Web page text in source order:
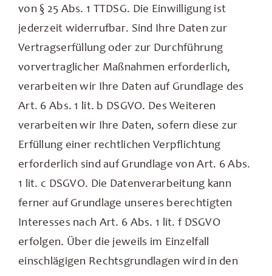
von § 25 Abs. 1 TTDSG. Die Einwilligung ist
jederzeit widerrufbar. Sind Ihre Daten zur
Vertragserfüllung oder zur Durchführung
vorvertraglicher Maßnahmen erforderlich,
verarbeiten wir Ihre Daten auf Grundlage des
Art. 6 Abs. 1 lit. b DSGVO. Des Weiteren
verarbeiten wir Ihre Daten, sofern diese zur
Erfüllung einer rechtlichen Verpflichtung
erforderlich sind auf Grundlage von Art. 6 Abs.
1 lit. c DSGVO. Die Datenverarbeitung kann
ferner auf Grundlage unseres berechtigten
Interesses nach Art. 6 Abs. 1 lit. f DSGVO
erfolgen. Über die jeweils im Einzelfall
einschlägigen Rechtsgrundlagen wird in den